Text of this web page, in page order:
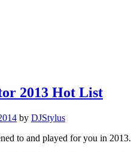
2013 Hot List
by DJStylus
to and played for you in 2013.